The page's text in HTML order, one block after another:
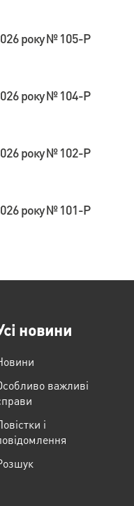
року № 105-Р
року № 104-Р
року № 102-Р
року № 101-Р
новини
важливі
і